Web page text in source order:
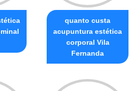
quanto custa
acupuntura estética
corporal Vila
Fernanda